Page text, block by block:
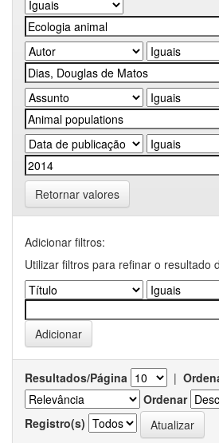
Retornar valores
Adicionar filtros:
Utilizar filtros para refinar o resultado
Resultados/Página |
Ordenar
Registro(s)